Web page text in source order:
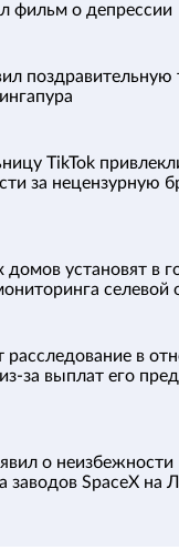
фильм о депрессии
поздравительную
TikTok
за нецензурную
установят в
селевой
расследование в
за выплат его
о неизбежности
заводов SpaceX на